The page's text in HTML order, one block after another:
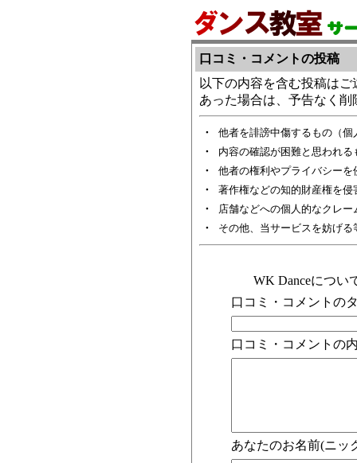
口コミ・コメントの投稿
以下の内容を含む投稿は
あった場合は、予告なく削
・
他者を誹謗中傷するもの（
・
内容の確認が困難と思われ
・
他者の権利やプライバシーを
・
著作権などの知的財産権を侵
・
店舗などへの個人的なクレ
・
その他、当サービスを妨げ
WK Danceについ
口コミ・コメントの
口コミ・コメントの
あなたのお名前(ニッ